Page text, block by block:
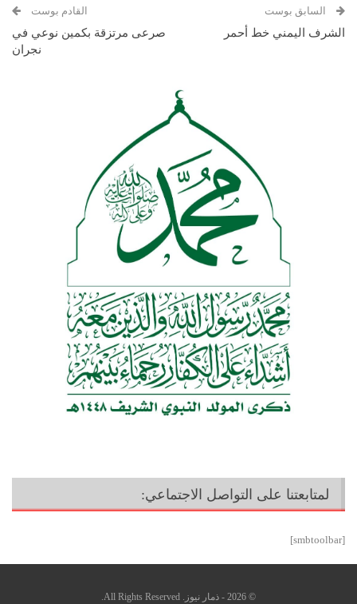
السابق بوست
الشرف اليمني خط أحمر
القادم بوست
صرعى مرتزقة بكمين نوعي في
نجران
لمتابعتنا على التواصل الاجتماعي:
[smbtoolbar]
© 2026 - ذمار نيوز. All Rights Reserved.